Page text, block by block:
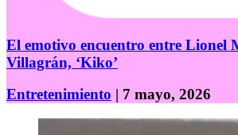
El emotivo encuentro entre Lionel
Villagrán, ‘Kiko’
Entretenimiento | 7 mayo, 2026